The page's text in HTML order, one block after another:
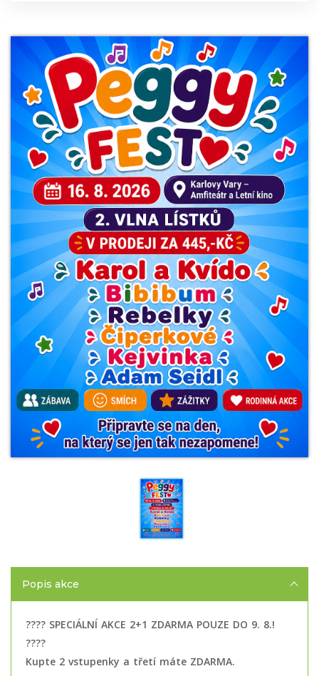
Popis akce
???? SPECIÁLNÍ AKCE 2+1 ZDARMA POUZE DO 9. 8.!
????
Kupte 2 vstupenky a třetí máte ZDARMA.